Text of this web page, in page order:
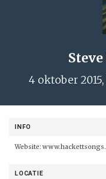
4 oktober
INFO
Website:
LOCATIE